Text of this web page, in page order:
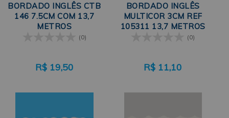
BORDADO INGLÊS CTB
146 7.5CM COM 13,7
METROS
(0)
R$ 19,50
BORDADO INGLÊS
MULTICOR 3CM REF
105311 13,7 METROS
(0)
R$ 11,10